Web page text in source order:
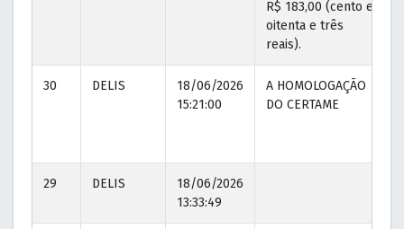
R$ 183,00 (cento e
oitenta e três
reais).
30 DELIS
18/06/2026
15:21:00
A HOMOLOGAÇÃO
DO CERTAME
29 DELIS
18/06/2026
13:33:49